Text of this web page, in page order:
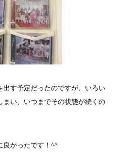
出す予定だったのですが、いろい
まい、いつまでその状態が続くの
良かったです！^^